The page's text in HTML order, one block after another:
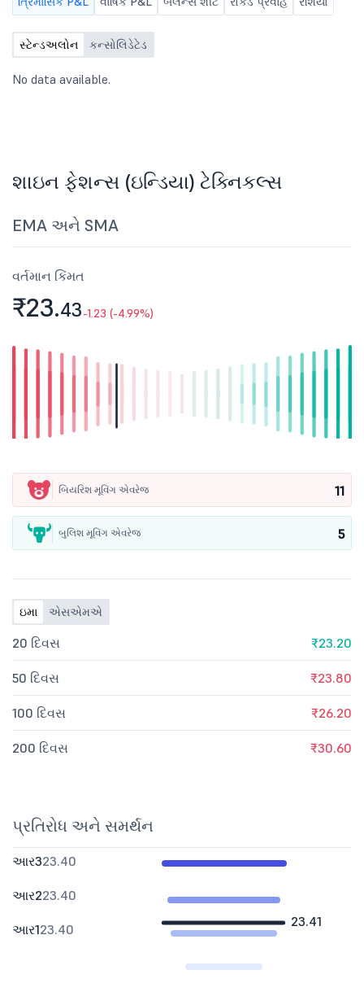
સ્ટેન્ડઅલોન કન્સોલિડેટેડ
No data available.
શાઇન ફેશન્સ (ઇન્ડિયા) ટેક્નિકલ્સ
EMA અને SMA
વર્તમાન કિંમત
₹23.43-1.23 (-4.99%)
બિયરિશ મૂવિંગ એવરેજ 11
બુલિશ મૂવિંગ એવરેજ 5
ઇમા એસએમએ
20 દિવસ ₹23.20
50 દિવસ ₹23.80
100 દિવસ ₹26.20
200 દિવસ ₹30.60
પ્રતિરોધ અને સમર્થન
23.41
આર323.40
આર223.40
આર123.40